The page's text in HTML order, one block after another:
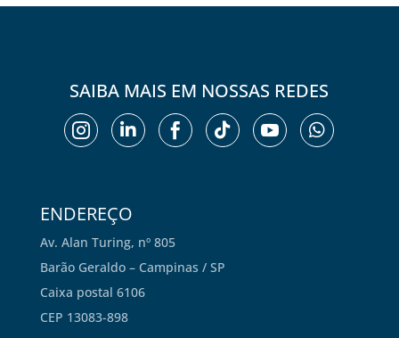
SAIBA MAIS EM NOSSAS REDES
     
ENDEREÇO
Av. Alan Turing, nº 805
Barão Geraldo – Campinas / SP
Caixa postal 6106
CEP 13083-898